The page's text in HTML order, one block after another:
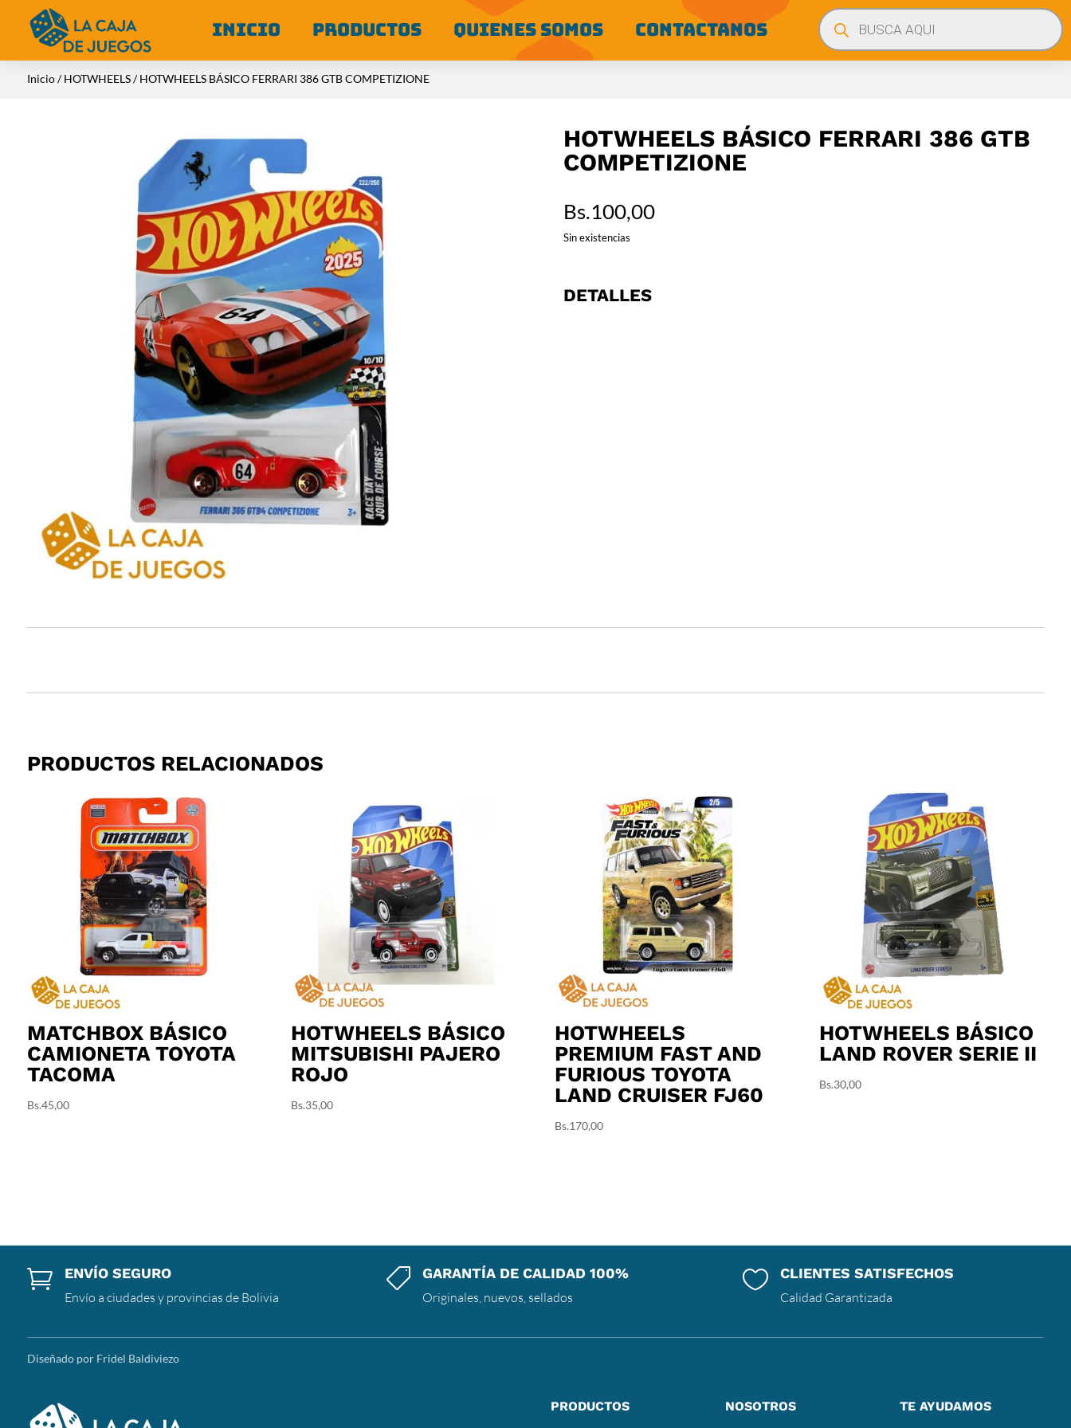
INICIO PRODUCTOS QUIENES SOMOS CONTACTANOS
Búsqueda
de
productos
Inicio/HOTWHEELS/ HOTWHEELS BÁSICO FERRARI 386 GTB COMPETIZIONE
HOTWHEELS BÁSICO FERRARI 386 GTB
COMPETIZIONE
Bs.100,00
Sin existencias
DETALLES
PRODUCTOS RELACIONADOS
MATCHBOX BÁSICO
CAMIONETA TOYOTA
TACOMA
Bs.45,00
HOTWHEELS BÁSICO
MITSUBISHI PAJERO
ROJO
Bs.35,00
HOTWHEELS
PREMIUM FAST AND
FURIOUS TOYOTA
LAND CRUISER FJ60
Bs.170,00
HOTWHEELS BÁSICO
LAND ROVER SERIE II
Bs.30,00
 ENVÍO SEGURO
Envío a ciudades y provincias de Bolivia
 GARANTÍA DE CALIDAD 100%
Originales, nuevos, sellados
 CLIENTES SATISFECHOS
Calidad Garantizada
Diseñado por Fridel Baldiviezo
PRODUCTOS NOSOTROS TE AYUDAMOS